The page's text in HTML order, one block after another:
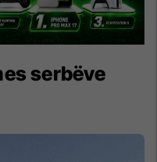
serbëve